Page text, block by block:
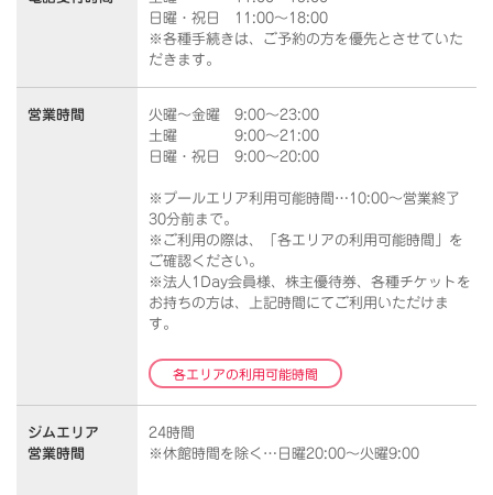
日曜・祝日 11:00～18:00
※各種手続きは、ご予約の方を優先とさせていた
だきます。
営業時間
火曜～金曜 9:00～23:00
土曜 9:00～21:00
日曜・祝日 9:00～20:00
※プールエリア利用可能時間…10:00～営業終了
30分前まで。
※ご利用の際は、「各エリアの利用可能時間」を
ご確認ください。
※法人1Day会員様、株主優待券、各種チケットを
お持ちの方は、上記時間にてご利用いただけま
す。
各エリアの利用可能時間
ジムエリア
営業時間
24時間
※休館時間を除く…日曜20:00～火曜9:00